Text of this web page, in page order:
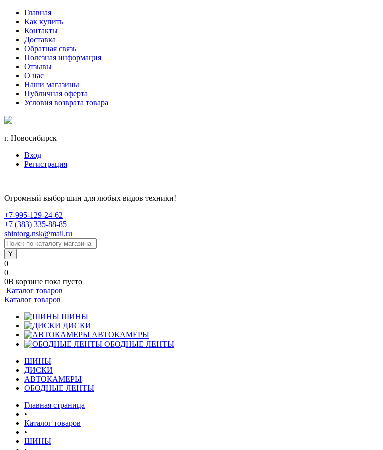
Главная
Как купить
Контакты
Доставка
Обратная связь
Полезная информация
Отзывы
О нас
Наши магазины
Публичная оферта
Условия возврата товара
г. Новосибирск
Вход
Регистрация
Огромный выбор шин для любых видов техники!
+7-995-129-24-62
+7 (383) 335-88-85
shintorg.nsk@mail.ru
0
0
0В корзине пока пусто
Каталог товаров
Каталог товаров
ШИНЫ
ДИСКИ
АВТОКАМЕРЫ
ОБОДНЫЕ ЛЕНТЫ
ШИНЫ
ДИСКИ
АВТОКАМЕРЫ
ОБОДНЫЕ ЛЕНТЫ
Главная страница
•
Каталог товаров
•
ШИНЫ